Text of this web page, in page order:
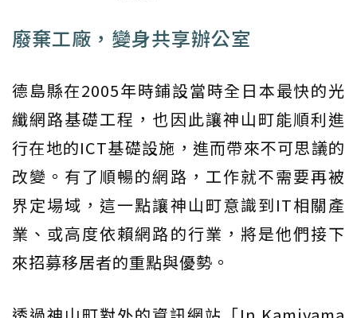
廢棄工廠，變身共享辦公室
德島縣在2005年時鋪設當時全日本最快的光
纖網路基礎工程，也因此讓神山町能順利進
行在地的ICT基礎設施，進而帶來不可思議的
改變。有了順暢的網路，工作就不需要再被
界定場域，這一點讓神山町意識到IT相關產
業、或高度依賴網路的行業，將是他們接下
來招募移居者的重點與優勢。